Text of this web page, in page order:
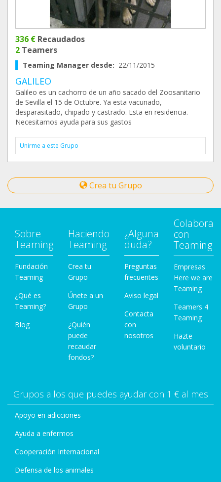
336 € Recaudados
2 Teamers
Teaming Manager desde: 22/11/2015
GALILEO
Galileo es un cachorro de un año sacado del Zoosanitario
de Sevilla el 15 de Octubre. Ya esta vacunado,
desparasitado, chipado y castrado. Esta en residencia.
Necesitamos ayuda para sus gastos
Unirme a este Grupo
Crea tu Grupo
Sobre
Teaming
Fundación
Teaming
¿Qué es
Teaming?
Blog
Haciendo
Teaming
Crea tu
Grupo
Únete a un
Grupo
¿Quién
puede
recaudar
fondos?
¿Alguna
duda?
Preguntas
frecuentes
Aviso legal
Contacta
con
nosotros
Colabora
con
Teaming
Empresas
Here we are
Teaming
Teamers 4
Teaming
Hazte
voluntario
Grupos a los que puedes ayudar con 1 € al mes
Apoyo en adicciones
Ayuda a enfermos
Cooperación Internacional
Defensa de los animales